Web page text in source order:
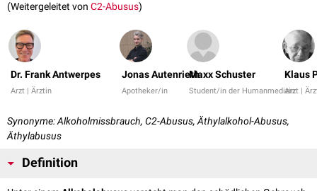
(Weitergeleitet von C2-Abusus)
Dr. Frank Antwerpes
Arzt | Ärztin
Jonas Autenrieth
Apotheker/in
Maxx Schuster
Student/in der Humanmedizin
Klaus
Arzt |
Synonyme: Alkoholmissbrauch, C2-Abusus, Äthylalkohol-Abusus,
Äthylabusus
Definition